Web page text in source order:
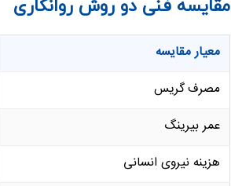
معیار مقایسه
مصرف گریس
عمر بیرینگ
هزینه نیروی انسانی